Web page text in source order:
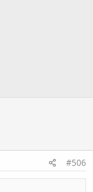
#506